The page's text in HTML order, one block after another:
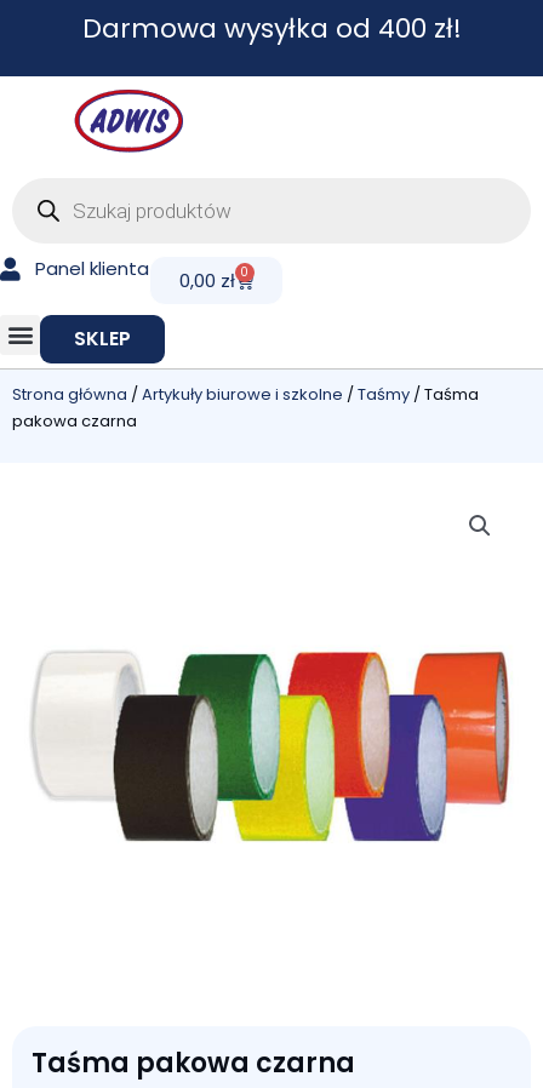
Darmowa wysyłka od 400 zł!
Panel klienta 0,00 zł 0
Cart
SKLEP
Strona główna /Artykuły biurowe i szkolne /Taśmy / Taśma
pakowa czarna
Taśma pakowa czarna